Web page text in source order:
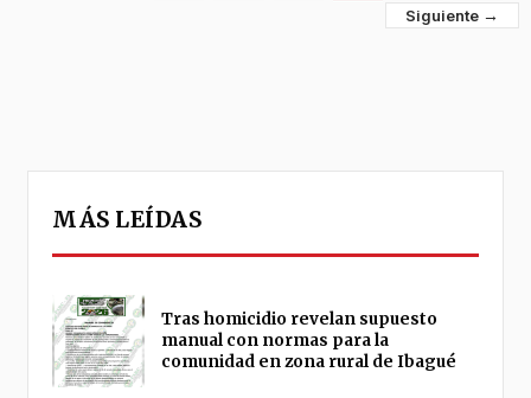
→
MÁS LEÍDAS
Tras homicidio revelan supuesto
manual con normas para la
comunidad en zona rural de Ibagué